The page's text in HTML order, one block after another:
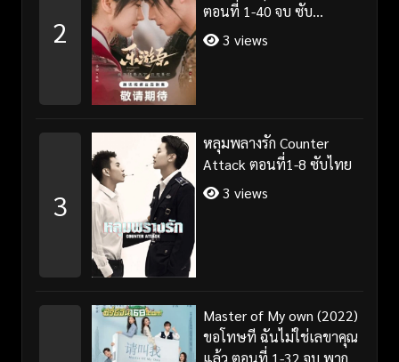
2
ตอนที่ 1-40 จบ ซับ
ไทย+พากย์ไทย
3 views
3
หลุมพลางรัก Counter
Attack ตอนที่1-8 ซับไทย
3 views
Master of My own (2022)
ขอโทษที ฉันไม่ใช่เลขาคุณ
แล้ว ตอนที่ 1-32 จบ พากย์